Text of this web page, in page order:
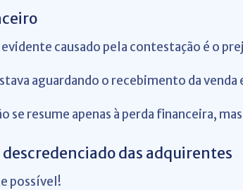
causado pela contestação é o
aguardando o recebimento da
se resume apenas à perda financeira,
descredenciado das adquirentes
possível!